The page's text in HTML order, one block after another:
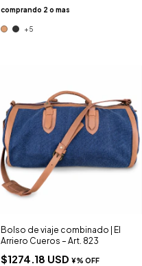
+5
Bolso de viaje combinado | El
Arriero Cueros – Art. 823
$1274.18 USD